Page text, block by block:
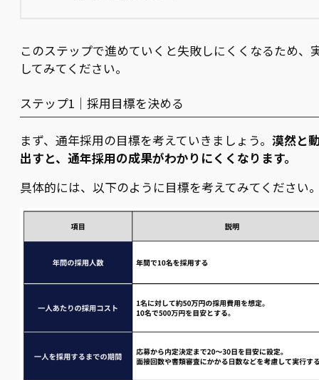
このステップで進めていくと失敗しにくくなるため、
してみてください。
ステップ1｜採用目標を決める
まず、通年採用の目標を考えていきましょう。 漠然と
出すと、通年採用の成果がわかりにくくなります。
具体的には、以下のように目標を考えてみてください